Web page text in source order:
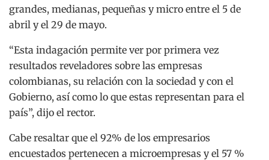
grandes, medianas, pequeñas y micro entre el 5 de
abril y el 29 de mayo.
“Esta indagación permite ver por primera vez
resultados reveladores sobre las empresas
colombianas, su relación con la sociedad y con el
Gobierno, así como lo que estas representan para el
país”, dijo el rector.
Cabe resaltar que el 92% de los empresarios
encuestados pertenecen a microempresas y el 57 %